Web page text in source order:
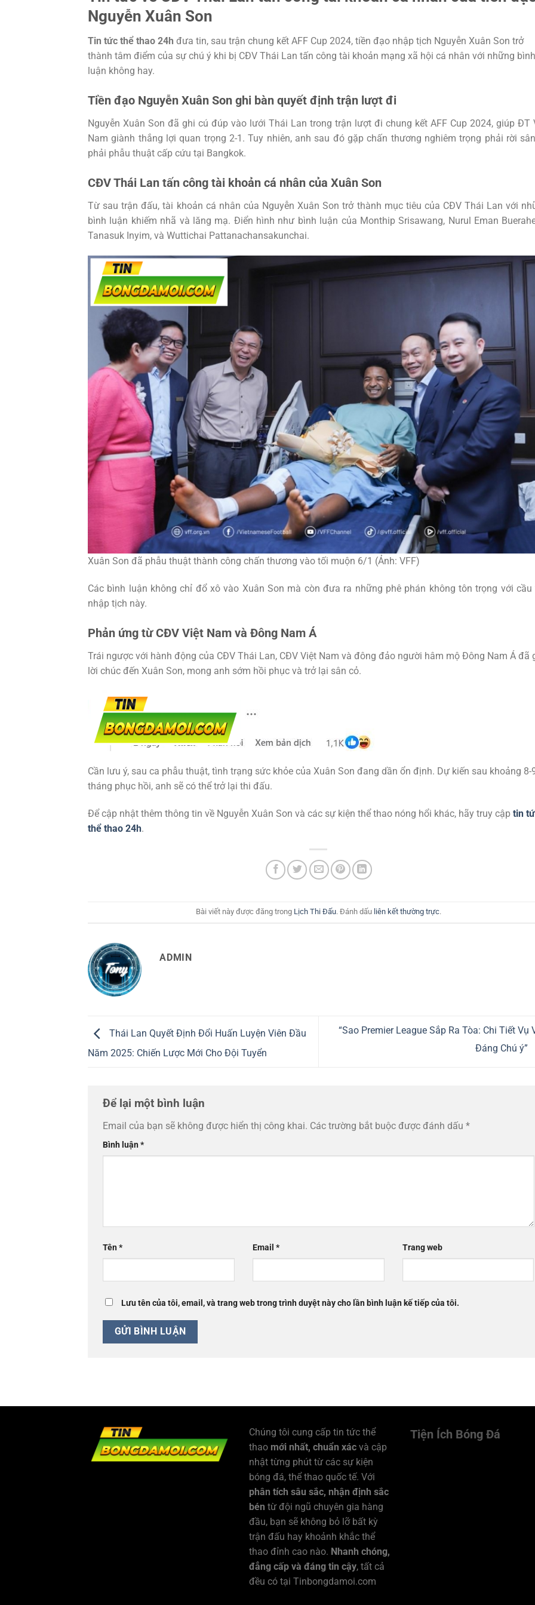
Nguyễn Xuân Son
Tin tức thể thao 24h đưa tin, sau trận chung kết AFF Cup 2024, tiền đạo nhập tịch Nguyễn Xuân Son trở
thành tâm điểm của sự chú ý khi bị CĐV Thái Lan tấn công tài khoản mạng xã hội cá nhân với những bình
luận không hay.
Tiền đạo Nguyễn Xuân Son ghi bàn quyết định trận lượt đi
Nguyễn Xuân Son đã ghi cú đúp vào lưới Thái Lan trong trận lượt đi chung kết AFF Cup 2024, giúp ĐT
Nam giành thắng lợi quan trọng 2-1. Tuy nhiên, anh sau đó gặp chấn thương nghiêm trọng phải rời
phải phẫu thuật cấp cứu tại Bangkok.
CĐV Thái Lan tấn công tài khoản cá nhân của Xuân Son
Từ sau trận đấu, tài khoản cá nhân của Nguyễn Xuân Son trở thành mục tiêu của CĐV Thái Lan với
bình luận khiếm nhã và lăng mạ. Điển hình như bình luận của Monthip Srisawang, Nurul Eman
Tanasuk Inyim, và Wuttichai Pattanachansakunchai.
Xuân Son đã phẫu thuật thành công chấn thương vào tối muộn 6/1 (Ảnh: VFF)
Các bình luận không chỉ đổ xô vào Xuân Son mà còn đưa ra những phê phán không tôn trọng với cầu
nhập tịch này.
Phản ứng từ CĐV Việt Nam và Đông Nam Á
Trái ngược với hành động của CĐV Thái Lan, CĐV Việt Nam và đông đảo người hâm mộ Đông Nam Á đã
lời chúc đến Xuân Son, mong anh sớm hồi phục và trở lại sân cỏ.
Cần lưu ý, sau ca phẫu thuật, tình trạng sức khỏe của Xuân Son đang dần ổn định. Dự kiến sau khoảng 8-
tháng phục hồi, anh sẽ có thể trở lại thi đấu.
Để cập nhật thêm thông tin về Nguyễn Xuân Son và các sự kiện thể thao nóng hổi khác, hãy truy cập tin
thể thao 24h.
Bài viết này được đăng trong Lịch Thi Đấu. Đánh dấu liên kết thường trực.
ADMIN
Thái Lan Quyết Định Đổi Huấn Luyện Viên Đầu
Năm 2025: Chiến Lược Mới Cho Đội Tuyển
“Sao Premier League Sắp Ra Tòa: Chi Tiết Vụ
Đáng Chú ý”
Để lại một bình luận
Email của bạn sẽ không được hiển thị công khai. Các trường bắt buộc được đánh dấu *
Bình luận*
Tên* Email * Trang web
Lưu tên của tôi, email, và trang web trong trình duyệt này cho lần bình luận kế tiếp của tôi.
Chúng tôi cung cấp tin tức thể
thao mới nhất, chuẩn xác và cập
nhật từng phút từ các sự kiện
bóng đá, thể thao quốc tế. Với
phân tích sâu sắc, nhận định sắc
bén từ đội ngũ chuyên gia hàng
đầu, bạn sẽ không bỏ lỡ bất kỳ
trận đấu hay khoảnh khắc thể
thao đỉnh cao nào. Nhanh chóng,
đẳng cấp và đáng tin cậy, tất cả
đều có tại Tinbongdamoi.com
Tiện Ích Bóng Đá